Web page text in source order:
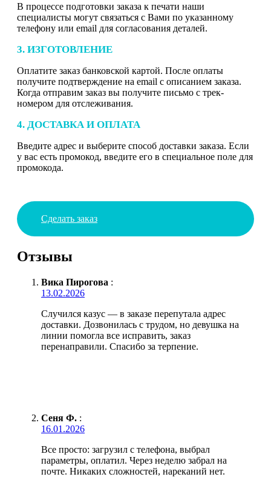
В процессе подготовки заказа к печати наши
специалисты могут связаться с Вами по указанному
телефону или email для согласования деталей.
3. ИЗГОТОВЛЕНИЕ
Оплатите заказ банковской картой. После оплаты
получите подтверждение на email с описанием заказа.
Когда отправим заказ вы получите письмо с трек-
номером для отслеживания.
4. ДОСТАВКА И ОПЛАТА
Введите адрес и выберите способ доставки заказа. Если
у вас есть промокод, введите его в специальное поле для
промокода.
Сделать заказ
Отзывы
Вика Пирогова :
13.02.2026
Случился казус — в заказе перепутала адрес
доставки. Дозвонилась с трудом, но девушка на
линии помогла все исправить, заказ
перенаправили. Спасибо за терпение.
Сеня Ф. :
16.01.2026
Все просто: загрузил с телефона, выбрал
параметры, оплатил. Через неделю забрал на
почте. Никаких сложностей, нареканий нет.